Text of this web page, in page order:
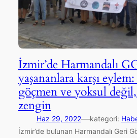
İzmir’de Harmandalı
yaşananlara karşı
göçmen ve yoksul
zengin
Haz 29, 2022—kategori:
İzmir’de bulunan Harmandalı Geri